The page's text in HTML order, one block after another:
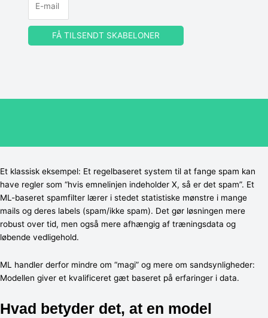
FÅ TILSENDT SKABELONER
Et klassisk eksempel: Et regelbaseret system til at fange spam kan
have regler som “hvis emnelinjen indeholder X, så er det spam”. Et
ML-baseret spamfilter lærer i stedet statistiske mønstre i mange
mails og deres labels (spam/ikke spam). Det gør løsningen mere
robust over tid, men også mere afhængig af træningsdata og
løbende vedligehold.
ML handler derfor mindre om “magi” og mere om sandsynligheder:
Modellen giver et kvalificeret gæt baseret på erfaringer i data.
Hvad betyder det, at en model